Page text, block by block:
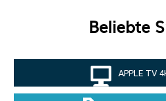
Beliebte
APPLE TV